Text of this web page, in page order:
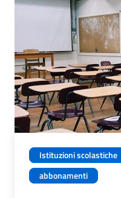
Istituzioni scolastiche
abbonamenti